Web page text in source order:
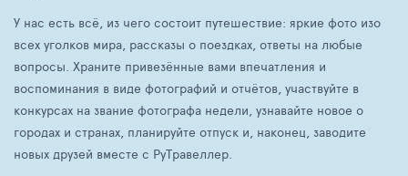
У нас есть всё, из чего состоит путешествие: яркие фото изо
всех уголков мира, рассказы о поездках, ответы на любые
вопросы. Храните привезённые вами впечатления и
воспоминания в виде фотографий и отчётов, участвуйте в
конкурсах на звание фотографа недели, узнавайте новое о
городах и странах, планируйте отпуск и, наконец, заводите
новых друзей вместе с РуТравеллер.